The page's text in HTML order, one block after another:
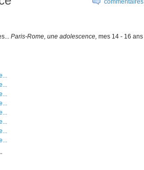
commentaires
Paris-Rome, une adolescence, mes 14 - 16 ans